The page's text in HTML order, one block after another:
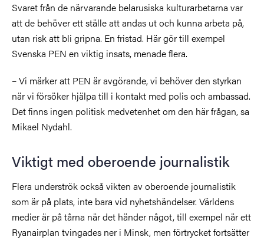
Svaret från de närvarande belarusiska kulturarbetarna var
att de behöver ett ställe att andas ut och kunna arbeta på,
utan risk att bli gripna. En fristad. Här gör till exempel
Svenska PEN en viktig insats, menade flera.
– Vi märker att PEN är avgörande, vi behöver den styrkan
när vi försöker hjälpa till i kontakt med polis och ambassad.
Det finns ingen politisk medvetenhet om den här frågan, sa
Mikael Nydahl.
Viktigt med oberoende journalistik
Flera underströk också vikten av oberoende journalistik
som är på plats, inte bara vid nyhetshändelser. Världens
medier är på tårna när det händer något, till exempel när ett
Ryanairplan tvingades ner i Minsk, men förtrycket fortsätter